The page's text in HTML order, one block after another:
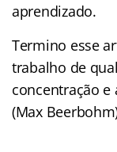
aprendizado.
Termino esse
trabalho de
concentração e
(Max